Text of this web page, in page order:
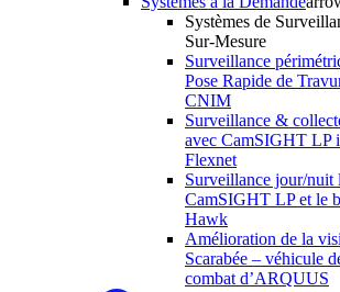
Systèmes de
Sur-Mesure
Surveillance
Pose Rapide de
CNIM
Surveillance &
avec CamSIGHT LP
Flexnet
Surveillance jour/nuit
CamSIGHT LP et le
Hawk
Amélioration de la
Scarabée – véhicule
combat d’ARQUUS